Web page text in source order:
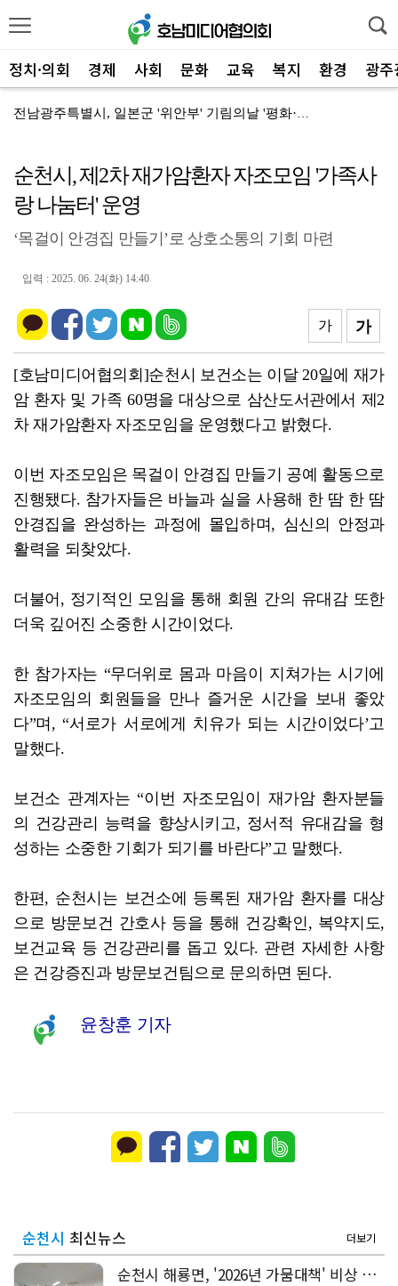
정치·의회 경제 사회 문화 교육 복지 환경 광
전남광주특별시, 일본군 '위안부' 기림의날 '평화·연대...
순천시 해룡면, '2026년 가뭄대책' 비상 간담회
해남군 '폭염·가뭄 비상', 명현관 군수 현장 점검
여수시, 제7회 섬의 날 행사 '6만 명 운집' 대성황
여수 노동계 "고용위기지역 지정" 정부에 공동 건의
여수시, 일본군 '위안부' 기림의 날 "역사 기억, 인...
무안군종합사회복지관, '온(溫)마을 돋보기' 활동 전개
여수시 '명품 선율' 10주년 여수음악제, 8월 29일...
전남광주특별시 광산구, '복 만들고 즐기는 광산 알리요...
순천시, 제2차 재가암환자 자조모임 '가족사
랑 나눔터' 운영
‘목걸이 안경집 만들기’로 상호소통의 기회 마련
입력 : 2025. 06. 24(화) 14:40
가
가
[호남미디어협의회]순천시 보건소는 이달 20일에 재가
암 환자 및 가족 60명을 대상으로 삼산도서관에서 제2
차 재가암환자 자조모임을 운영했다고 밝혔다.
이번 자조모임은 목걸이 안경집 만들기 공예 활동으로
진행됐다. 참가자들은 바늘과 실을 사용해 한 땀 한 땀
안경집을 완성하는 과정에 몰입하며, 심신의 안정과
활력을 되찾았다.
더불어, 정기적인 모임을 통해 회원 간의 유대감 또한
더욱 깊어진 소중한 시간이었다.
한 참가자는 “무더위로 몸과 마음이 지쳐가는 시기에
자조모임의 회원들을 만나 즐거운 시간을 보내 좋았
다”며, “서로가 서로에게 치유가 되는 시간이었다’고
말했다.
보건소 관계자는 “이번 자조모임이 재가암 환자분들
의 건강관리 능력을 향상시키고, 정서적 유대감을 형
성하는 소중한 기회가 되기를 바란다”고 말했다.
한편, 순천시는 보건소에 등록된 재가암 환자를 대상
으로 방문보건 간호사 등을 통해 건강확인, 복약지도,
보건교육 등 건강관리를 돕고 있다. 관련 자세한 사항
은 건강증진과 방문보건팀으로 문의하면 된다.
윤창훈 기자
순천시 최신뉴스 더보기
순천시 해룡면, '2026년 가뭄대책' 비상 간담회